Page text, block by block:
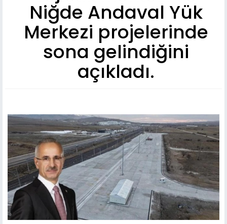
Niğde Andaval Yük
Merkezi projelerinde
sona gelindiğini
açıkladı.